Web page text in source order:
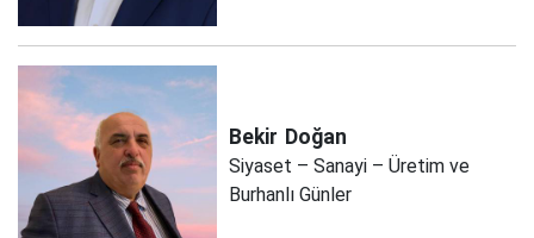
Bekir Doğan
Siyaset – Sanayi – Üretim ve
Burhanlı Günler